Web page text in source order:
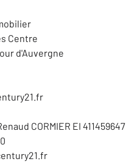
Centre
d'Auvergne
CORMIER EI 411459647